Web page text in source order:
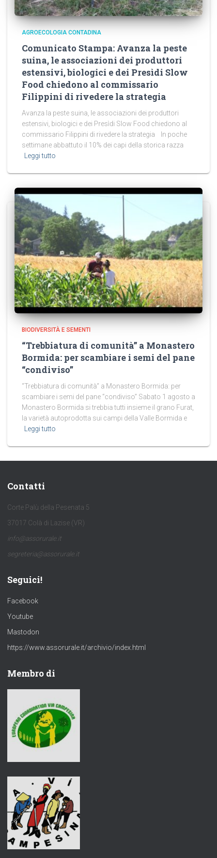
AGROECOLOGIA CONTADINA
Comunicato Stampa: Avanza la peste
suina, le associazioni dei produttori
estensivi, biologici e dei Presìdi Slow
Food chiedono al commissario
Filippini di rivedere la strategia
Avanza la peste suina, le associazioni dei produttori
estensivi, biologici e dei Presìdi Slow Food chiedono al
commissario Filippini di rivedere la strategia In poche
settimane abbattuto il 10% dei capi della storica razza
Leggi tutto
BIODIVERSITÀ E SEMENTI
“Trebbiatura di comunità” a Monastero
Bormida: per scambiare i semi del pane
“condiviso”
“Trebbiatura di comunità” a Monastero Bormida: per
scambiare i semi del pane “condiviso” Sabato 1 agosto a
Monastero Bormida si trebbia tutti insieme il grano Furat,
la varietà autoprodotta sui campi della Valle Bormida e
Leggi tutto
Contatti
Corte Palù della Pesenata 5
37017 Colà di Lazise (VR)
info@assorurale.it
segreteria@assorurale.it
Seguici!
Facebook
Youtube
Mastodon
https://www.assorurale.it/archivio/index.html
Membro di